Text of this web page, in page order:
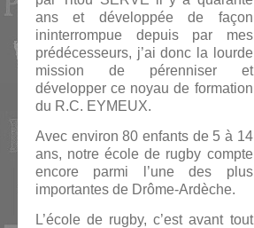
ans et développée de façon
ininterrompue depuis par mes
prédécesseurs, j’ai donc la lourde
mission de pérenniser et
développer ce noyau de formation
du R.C. EYMEUX.
Avec environ 80 enfants de 5 à 14
ans, notre école de rugby compte
encore parmi l’une des plus
importantes de Drôme-Ardèche.
L’école de rugby, c’est avant tout